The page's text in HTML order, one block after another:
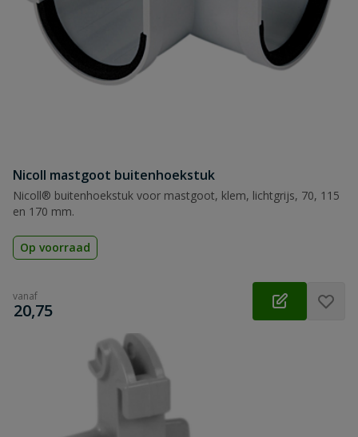
Nicoll mastgoot buitenhoekstuk
Nicoll® buitenhoekstuk voor mastgoot, klem, lichtgrijs, 70, 115
en 170 mm.
Op voorraad
vanaf
€
20,75